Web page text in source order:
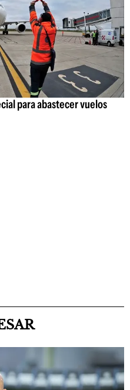
para abastecer vuelos